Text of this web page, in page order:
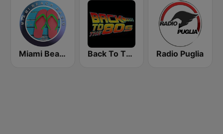
Miami Beach Radio Back To The 80's Radio Radio Puglia